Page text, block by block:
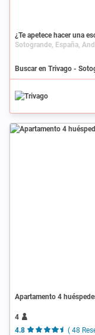
¿Te apetece hacer una
Sotogrande, España,
Buscar en Trivago -
Apartamento 4
4
4.8
( 48